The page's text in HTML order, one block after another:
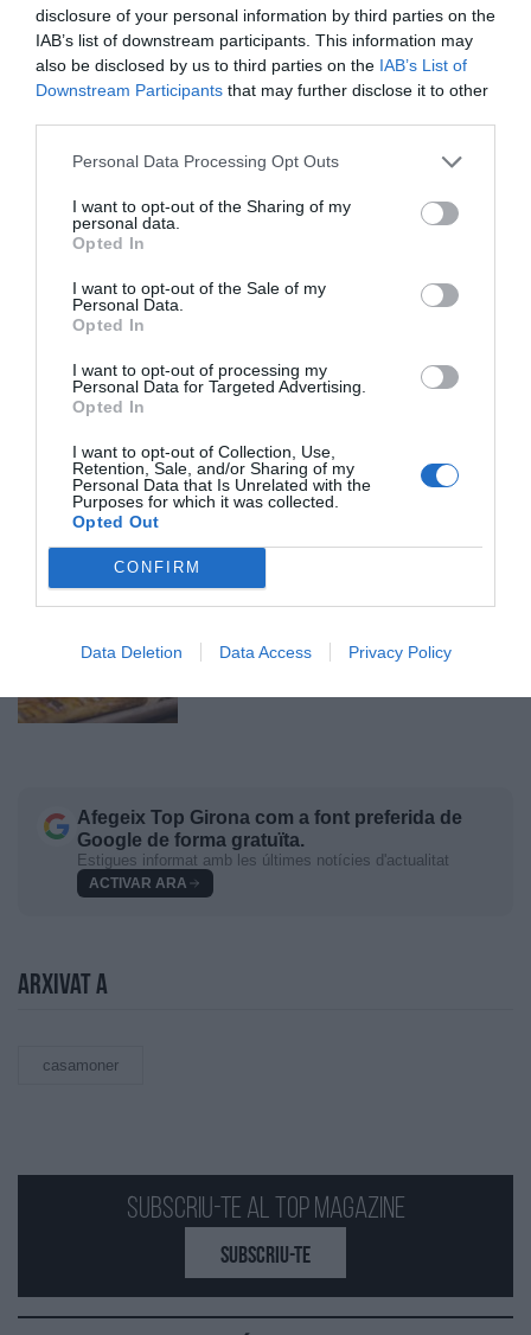
disclosure of your personal information by third parties on the
IAB’s list of downstream participants. This information may
also be disclosed by us to third parties on the IAB’s List of
Downstream Participants that may further disclose it to other
Personal Data Processing Opt Outs
I want to opt-out of the Sharing of my
personal data.
Opted In
I want to opt-out of the Sale of my
Personal Data.
Opted In
I want to opt-out of processing my
Personal Data for Targeted Advertising.
Opted In
I want to opt-out of Collection, Use,
Retention, Sale, and/or Sharing of my
Personal Data that Is Unrelated with the
Purposes for which it was collected.
Opted Out
CONFIRM
Data Deletion Data Access Privacy Policy
Subscriu-te al Top Magazine
SUBSCRIU-TE
Qualitat artesanal tot l'any
La seva especialitat s’estén a brioixeria, pastisseria i
productes dolços artesans, tots elaborats amb la
mateixa cura i dedicació que el seu pa. Croissants,
ensaïmades, coques i pastes de full són exemples
d’una gamma que combina tradició i tècniques
contemporànies per oferir productes irresistibles tant
salada també té un lloc destacat a Casamoner.
Bombolles, empanades i focaccies permeten gaudir
o un snack de qualitat. A més, podem trobar dolços
tradicionals, dulces de Nadal, Pasqua o Sant Jordi, i
propostes originals que varien al llarg de l’any.
Afegeix Top Girona com a font preferida de
Google de forma gratuïta.
Estigues informat amb les últimes notícies d'actualitat
ACTIVAR ARA
Arxivat a
casamoner